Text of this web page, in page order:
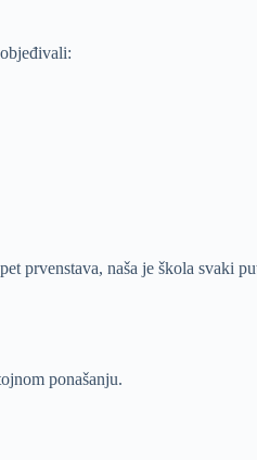
prvenstava, naša je škola svaki
ponašanju.